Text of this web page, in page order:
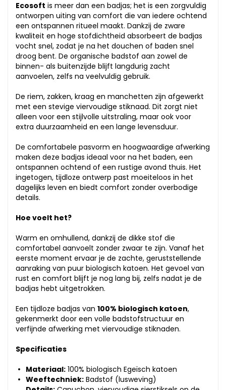
Ecosoft is meer dan een badjas; het is een zorgvuldig
ontworpen uiting van comfort die van iedere ochtend
een ontspannen ritueel maakt. Dankzij de zware
kwaliteit en hoge stofdichtheid absorbeert de badjas
vocht snel, zodat je na het douchen of baden snel
droog bent. De organische badstof aan zowel de
binnen- als buitenzijde blijft langdurig zacht
aanvoelen, zelfs na veelvuldig gebruik.
De riem, zakken, kraag en manchetten zijn afgewerkt
met een stevige viervoudige stiknaad. Dit zorgt niet
alleen voor een stijlvolle uitstraling, maar ook voor
extra duurzaamheid en een lange levensduur.
De comfortabele pasvorm en hoogwaardige afwerking
maken deze badjas ideaal voor na het baden, een
ontspannen ochtend of een rustige avond thuis. Het
ingetogen, tijdloze ontwerp past moeiteloos in het
dagelijks leven en biedt comfort zonder overbodige
details.
Hoe voelt het?
Warm en omhullend, dankzij de dikke stof die
comfortabel aanvoelt zonder zwaar te zijn. Vanaf het
eerste moment ervaar je de zachte, geruststellende
aanraking van puur biologisch katoen. Het gevoel van
rust en comfort blijft je nog lang bij, zelfs nadat je de
badjas hebt uitgetrokken.
Een tijdloze badjas van 100% biologisch katoen,
gekenmerkt door een volle badstofstructuur en
verfijnde afwerking met viervoudige stiknaden.
Specificaties
Materiaal: 100% biologisch Egeïsch katoen
Weeftechniek: Badstof (lusweving)